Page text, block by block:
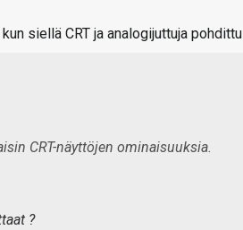
siellä CRT ja analogijuttuja pohdittu
CRT-näyttöjen ominaisuuksia.
?